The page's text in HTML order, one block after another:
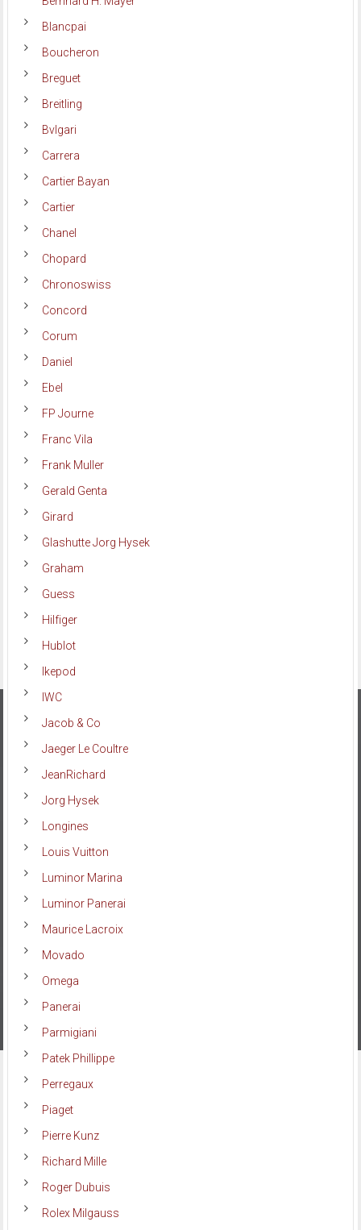
Blancpai
Boucheron
Breguet
Breitling
Bvlgari
Carrera
Cartier Bayan
Cartier
Chanel
Chopard
Chronoswiss
Concord
Corum
Daniel
Ebel
FP Journe
Franc Vila
Frank Muller
Gerald Genta
Girard
Glashutte Jorg Hysek
Graham
Guess
Hilfiger
Hublot
Ikepod
IWC
Jacob & Co
Jaeger Le Coultre
JeanRichard
Jorg Hysek
Longines
Louis Vuitton
Luminor Marina
Luminor Panerai
Maurice Lacroix
Movado
Omega
Panerai
Parmigiani
Patek Phillippe
Perregaux
Piaget
Pierre Kunz
Richard Mille
Roger Dubuis
Rolex Milgauss